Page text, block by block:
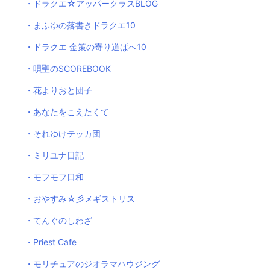
・ドラクエ☆アッパークラスBLOG
・まふゆの落書きドラクエ10
・ドラクエ 金策の寄り道ぱへ10
・唄聖のSCOREBOOK
・花よりおと団子
・あなたをこえたくて
・それゆけテッカ団
・ミリユナ日記
・モフモフ日和
・おやすみ☆彡メギストリス
・てんぐのしわざ
・Priest Cafe
・モリチュアのジオラマハウジング